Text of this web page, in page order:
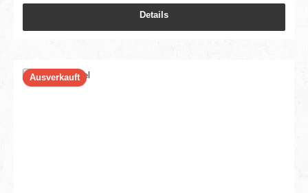
Details
Ausverkauft